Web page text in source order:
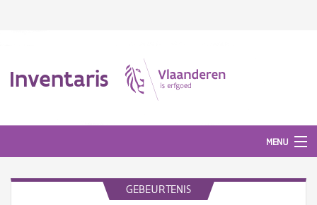
Inventaris
MENU
GEBEURTENIS